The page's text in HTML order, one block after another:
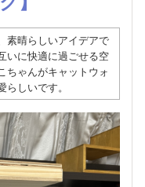
素晴らしいアイデアで
いに快適に過ごせる空
ちゃんがキャットウォ
しいです。